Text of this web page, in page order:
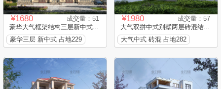
¥1680
成交量：51
豪华大气框架结构三层新中式...
豪华三层 新中式 占地229
¥1980
成交量：57
大气双拼中式别墅两层砖混结...
大气中式 砖混 占地282